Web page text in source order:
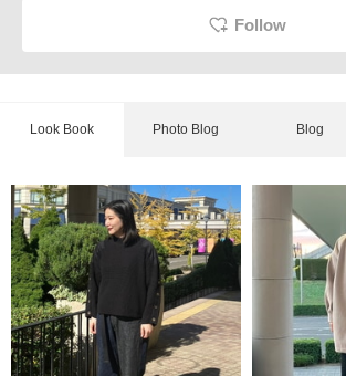
Follow
Look Book Photo Blog Blog